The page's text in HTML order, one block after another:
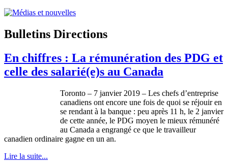
Bulletins Directions
En chiffres : La rémunération des PDG et
celle des salarié(e)s au Canada
Toronto – 7 janvier 2019 – Les chefs d’entreprise
canadiens ont encore une fois de quoi se réjouir en
se rendant à la banque : peu après 11 h, le 2 janvier
de cette année, le PDG moyen le mieux rémunéré
au Canada a engrangé ce que le travailleur
canadien ordinaire gagne en un an.
Lire la suite...